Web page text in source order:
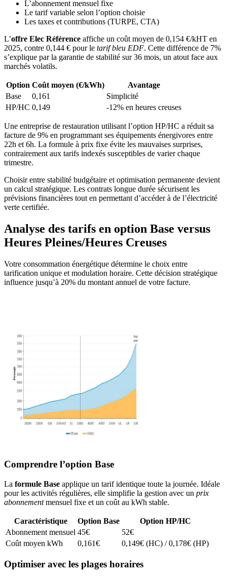
L’abonnement mensuel fixe
Le tarif variable selon l’option choisie
Les taxes et contributions (TURPE, CTA)
L’offre Elec Référence affiche un coût moyen de 0,154 €/kHT en
2025, contre 0,144 € pour le tarif bleu EDF. Cette différence de 7%
s’explique par la garantie de stabilité sur 36 mois, un atout face aux
marchés volatils.
Option Coût moyen (€/kWh)
Avantage
Base
0,161
Simplicité
HP/HC 0,149 -12% en heures creuses
Une entreprise de restauration utilisant l’option HP/HC a réduit sa
facture de 9% en programmant ses équipements énergivores entre
22h et 6h. La formule à prix fixe évite les mauvaises surprises,
contrairement aux tarifs indexés susceptibles de varier chaque
trimestre.
Choisir entre stabilité budgétaire et optimisation permanente devient
un calcul stratégique. Les contrats longue durée sécurisent les
prévisions financières tout en permettant d’accéder à de l’électricité
verte certifiée.
Analyse des tarifs en option Base versus
Heures Pleines/Heures Creuses
Votre consommation énergétique détermine le choix entre
tarification unique et modulation horaire. Cette décision stratégique
influence jusqu’à 20% du montant annuel de votre facture.
Comprendre l’option Base
La formule Base applique un tarif identique toute la journée. Idéale
pour les activités régulières, elle simplifie la gestion avec un prix
abonnementmensuel fixe et un coût au kWh stable.
Caractéristique Option Base
Option HP/HC
Abonnement mensuel 45€
52€
Coût moyen kWh
0,161€ 0,149€ (HC) / 0,178€ (HP)
Optimiser avec les plages horaires